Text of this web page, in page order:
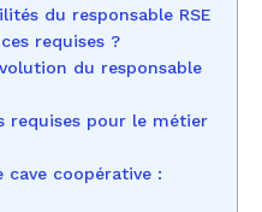
du responsable RSE
requises ?
du responsable
requises pour le métier
cave coopérative :